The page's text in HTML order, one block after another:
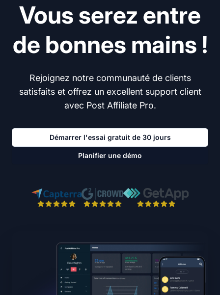
Vous serez entre
de bonnes mains !
Rejoignez notre communauté de clients
satisfaits et offrez un excellent support client
avec Post Affiliate Pro.
Démarrer l'essai gratuit de 30 jours
Planifier une démo